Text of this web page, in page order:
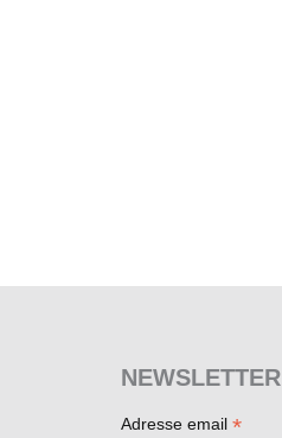
NEWSLETTER
Adresse email *